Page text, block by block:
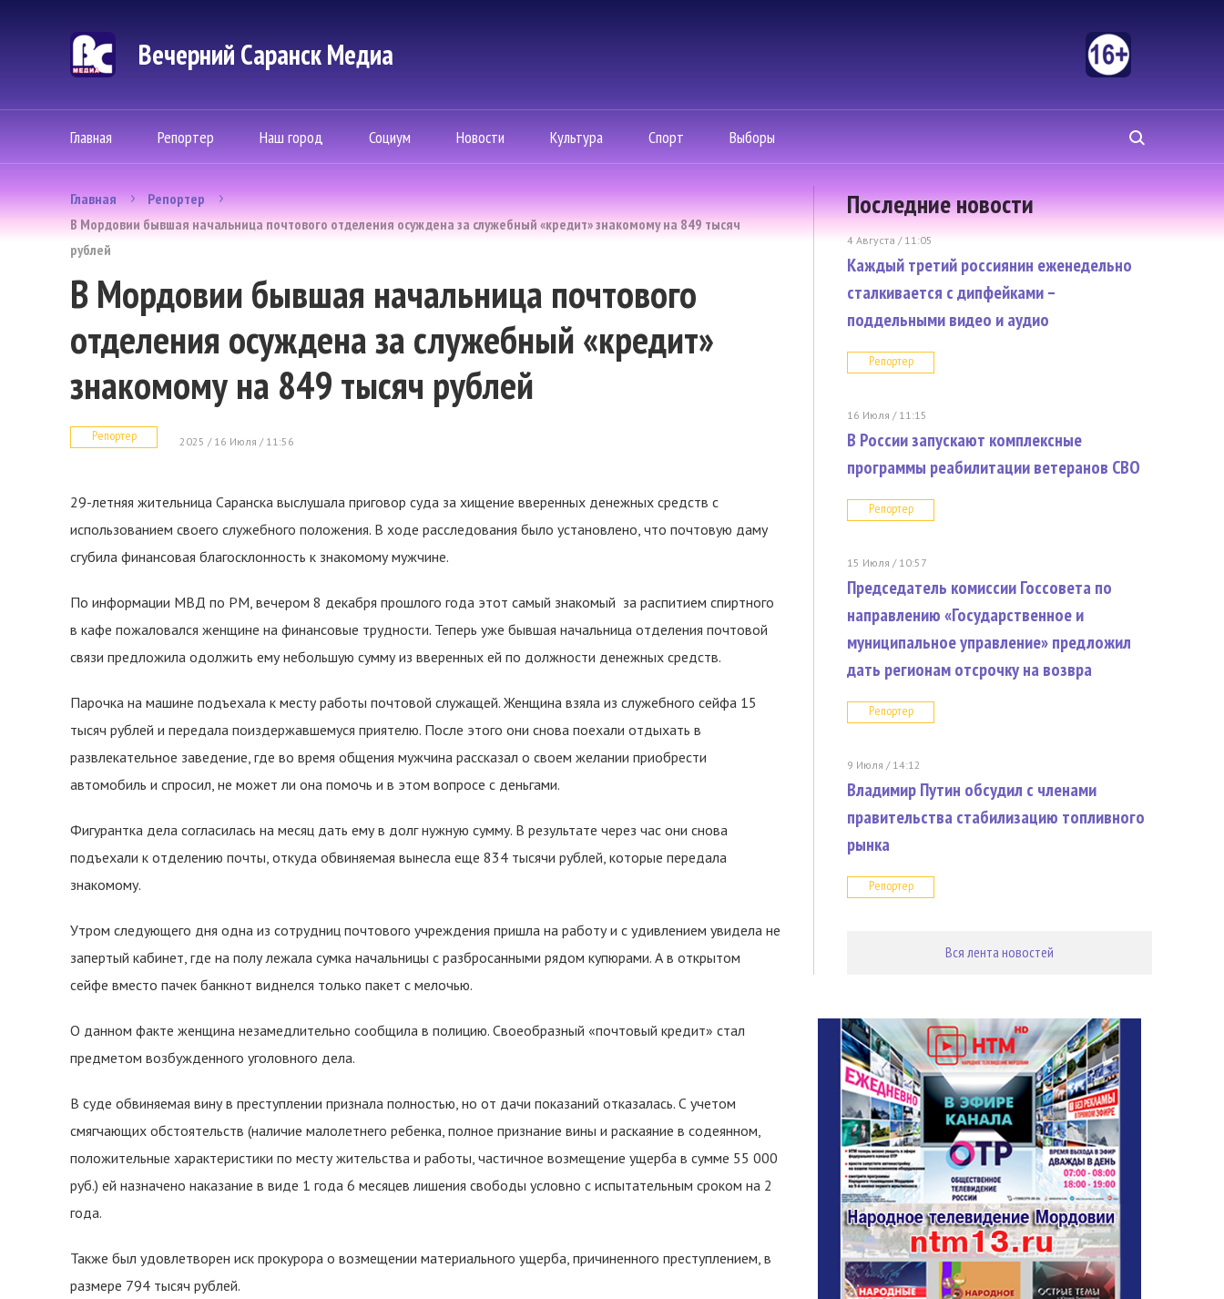
Вечерний Саранск Mедиа
Главная Репортер Наш город Социум Новости Культура Спорт Выборы
Главная
Репортер
В Мордовии бывшая начальница почтового отделения осуждена за служебный «кредит» знакомому на 849 тысяч
рублей
В Мордовии бывшая начальница почтового
отделения осуждена за служебный «кредит»
знакомому на 849 тысяч рублей
Репортер 2025 / 16 Июля / 11:56
29-летняя жительница Саранска выслушала приговор суда за хищение вверенных денежных средств с
использованием своего служебного положения. В ходе расследования было установлено, что почтовую даму
сгубила финансовая благосклонность к знакомому мужчине.
По информации МВД по РМ, вечером 8 декабря прошлого года этот самый знакомый за распитием спиртного
в кафе пожаловался женщине на финансовые трудности. Теперь уже бывшая начальница отделения почтовой
связи предложила одолжить ему небольшую сумму из вверенных ей по должности денежных средств.
Парочка на машине подъехала к месту работы почтовой служащей. Женщина взяла из служебного сейфа 15
тысяч рублей и передала поиздержавшемуся приятелю. После этого они снова поехали отдыхать в
развлекательное заведение, где во время общения мужчина рассказал о своем желании приобрести
автомобиль и спросил, не может ли она помочь и в этом вопросе с деньгами.
Фигурантка дела согласилась на месяц дать ему в долг нужную сумму. В результате через час они снова
подъехали к отделению почты, откуда обвиняемая вынесла еще 834 тысячи рублей, которые передала
знакомому.
Утром следующего дня одна из сотрудниц почтового учреждения пришла на работу и с удивлением увидела не
запертый кабинет, где на полу лежала сумка начальницы с разбросанными рядом купюрами. А в открытом
сейфе вместо пачек банкнот виднелся только пакет с мелочью.
О данном факте женщина незамедлительно сообщила в полицию. Своеобразный «почтовый кредит» стал
предметом возбужденного уголовного дела.
В суде обвиняемая вину в преступлении признала полностью, но от дачи показаний отказалась. С учетом
смягчающих обстоятельств (наличие малолетнего ребенка, полное признание вины и раскаяние в содеянном,
положительные характеристики по месту жительства и работы, частичное возмещение ущерба в сумме 55 000
руб.) ей назначено наказание в виде 1 года 6 месяцев лишения свободы условно с испытательным сроком на 2
года.
Также был удовлетворен иск прокурора о возмещении материального ущерба, причиненного преступлением, в
размере 794 тысяч рублей.
Последние новости
4 Августа / 11:05
Каждый третий россиянин еженедельно
сталкивается с дипфейками –
поддельными видео и аудио
Репортер
16 Июля / 11:15
В России запускают комплексные
программы реабилитации ветеранов СВО
Репортер
15 Июля / 10:57
Председатель комиссии Госсовета по
направлению «Государственное и
муниципальное управление» предложил
дать регионам отсрочку на возвра
Репортер
9 Июля / 14:12
Владимир Путин обсудил с членами
правительства стабилизацию топливного
рынка
Репортер
Вся лента новостей